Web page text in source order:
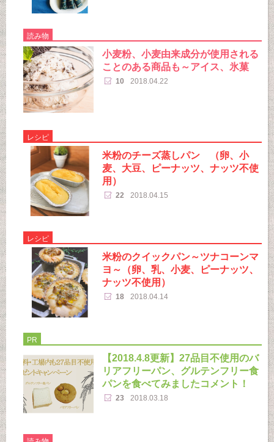
読み物
小麦粉、小麦由来成分が使用される
ことのある商品も～アイス、氷菓
10 2018.04.22
レシピ
米粉のチーズ蒸しパン （卵、小
麦、大豆、ピーナッツ、ナッツ不使
用）
22 2018.04.15
レシピ
米粉のクイックパン～ツナコーンマ
ヨ～（卵、乳、小麦、ピーナッツ、
ナッツ不使用）
18 2018.04.14
PR
【2018.4.8更新】27品目不使用のバ
リアフリーパン、グルテンフリー食
パンを食べてみましたコメント！
23 2018.03.18